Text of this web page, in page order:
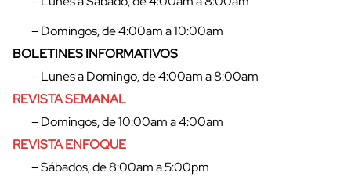
– Domingos, de 4:00am a 10:00am
BOLETINES INFORMATIVOS
– Lunes a Domingo, de 4:00am a 8:00am
REVISTA SEMANAL
– Domingos, de 10:00am a 4:00am
REVISTA ENFOQUE
– Sábados, de 8:00am a 5:00pm